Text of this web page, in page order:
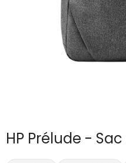
HP Prélude -